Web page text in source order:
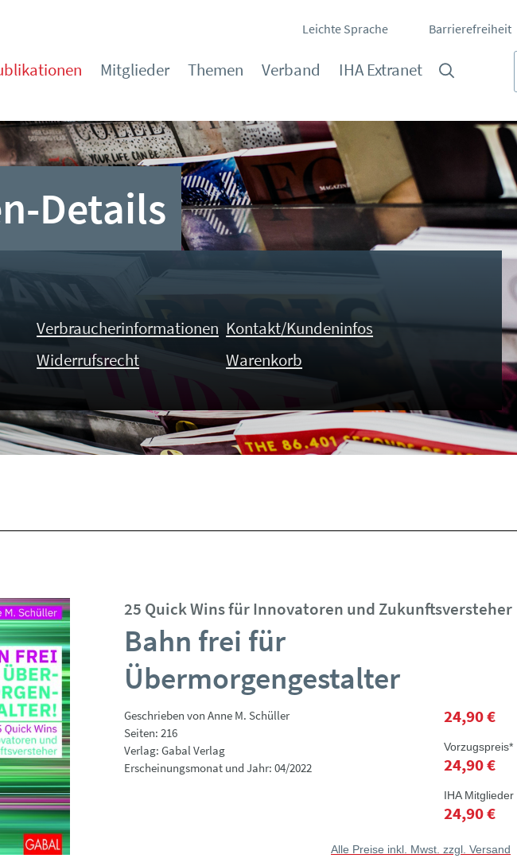
Leichte Sprache Barrierefreiheit
Mitglieder Themen Verband IHA Extranet
Details
Verbraucherinformationen
Widerrufsrecht
Kontakt/Kundeninfos
Warenkorb
25 Quick Wins für Innovatoren und Zukunftsversteher
Bahn frei für
Übermorgengestalter
Geschrieben von Anne M. Schüller
Seiten: 216
Verlag: Gabal Verlag
Erscheinungsmonat und Jahr: 04/2022
24,90 €
Vorzugspreis*
24,90 €
IHA Mitglieder
24,90 €
Alle Preise inkl. Mwst. zzgl. Versand